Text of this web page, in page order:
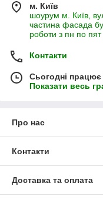
м. Київ
шоурум м. Київ,
частина фасада
роботи з пн по
Контакти
Сьогодні
Показати весь
Про нас
Контакти
Доставка та оплата